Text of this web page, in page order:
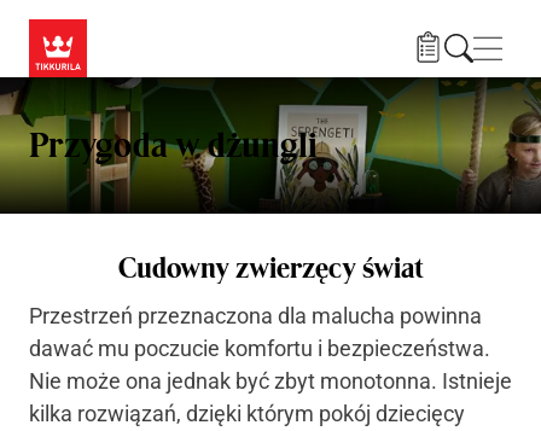
Przygoda w dżungli
Cudowny zwierzęcy świat
Przestrzeń przeznaczona dla malucha powinna
dawać mu poczucie komfortu i bezpieczeństwa.
Nie może ona jednak być zbyt monotonna. Istnieje
kilka rozwiązań, dzięki którym pokój dziecięcy